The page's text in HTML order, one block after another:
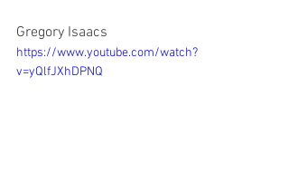
Gregory Isaacs
https://www.youtube.com/watch?
v=yQlfJXhDPNQ